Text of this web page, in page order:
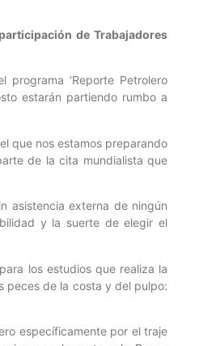
de Trabajadores
‘Reporte Petrolero
estarán partiendo rumbo a
que nos estamos preparando
de la cita mundialista que
asistencia externa de ningún
y la suerte de elegir el
los estudios que realiza la
peces de la costa y del pulpo:
específicamente por el traje